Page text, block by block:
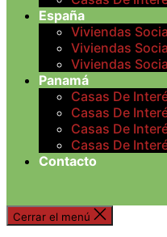
España
Viviendas
Viviendas
Viviendas
Panamá
Casas De
Casas De
Casas De
Casas De
Contacto
Cerrar el menú